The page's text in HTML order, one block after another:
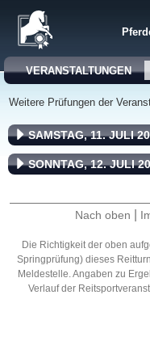
VERANSTALTUNGEN
Weitere Prüfungen der
SAMSTAG, 11. JULI
SONNTAG, 12. JULI
Nach oben
Die Richtigkeit der oben
Springprüfung) dieses
Meldestelle. Angaben zu
Verlauf der